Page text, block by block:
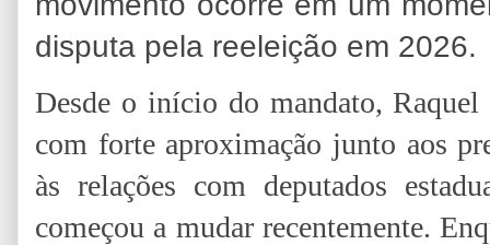
disputa pela reeleição em 2026.
Desde o início do mandato,
com forte aproximação junto aos
às relações com deputados
começou a mudar recentemente.